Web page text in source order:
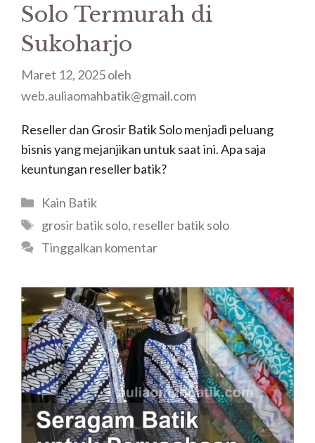
Solo Termurah di
Sukoharjo
Maret 12, 2025oleh
web.auliaomahbatik@gmail.com
Reseller dan Grosir Batik Solo menjadi peluang
bisnis yang mejanjikan untuk saat ini. Apa saja
keuntungan reseller batik?
Kategori
Kain Batik
Tag
grosir batik solo, reseller batik solo
Tinggalkan komentar